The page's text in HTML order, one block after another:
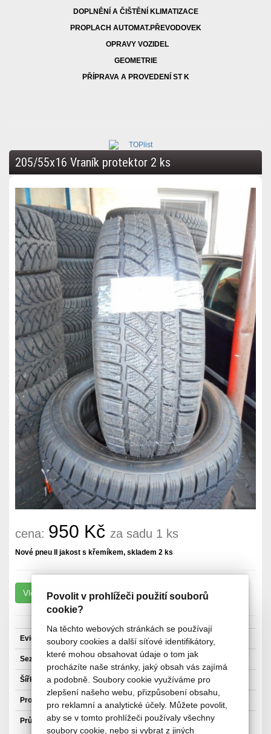
Povolit v prohlížeči použití souborů
cookie?
Na těchto webových stránkách se používají
soubory cookies a další síťové identifikátory,
které mohou obsahovat údaje o tom jak
procházíte naše stránky, jaký obsah vás zajímá
a podobně. Soubory cookie využíváme pro
zlepšení našeho webu, přizpůsobení obsahu,
pro reklamní a analytické účely. Můžete povolit,
aby se v tomto prohlížeči používaly všechny
soubory cookie, nebo si vybrat z jiných
DOPLNĚNÍ A ČIŠTĚNÍ KLIMATIZACE
PROPLACH AUTOMAT.PŘEVODOVEK
OPRAVY VOZIDEL
GEOMETRIE
PŘÍPRAVA A PROVEDENÍ ST K
205/55x16 Vraník protektor 2 ks
cena: 950 Kč za sadu 1 ks
Nové pneu II jakost s křemíkem, skladem 2 ks
Evidenční číslo: 5468-Z
Sezóna Zimní pneu
Šířka 205 mm
Profil 55 mm
Průměr 16"